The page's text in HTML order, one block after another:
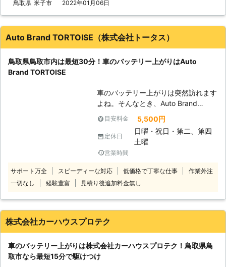
のトラブルに迅速に解決して、車を走
らせることが可能です。お客様がすぐ
にでも運転ができる状況になるように
努めさせていただきますので、車のバ
利用くださいませ。
ッテリーは残量が半分以下になってし
まうとセルモーターが回らず、エンジ
す。 常にバッテリー残量を気にしな
ンジンが掛からなくなったら焦ってし
まいますよね。 特に、外出先でのバ
ッテリー上がりだとどうすればいいか
分からなくなってしまう方も多いかと
思います。 そのようなときはエービ
ーエフコーポレーションにお任せくだ
ッテリー上がりに対応いたします。
バッテリートラブルでお困りの際は、
間年中無休で対応！ エービーエフコ
ーポレーションは24時間年中無休で
営業。 そのため、突然のバッテリー
不具合にも対応することができます。
深夜や早朝での時間帯でのご依頼も承
っておりますので、バッテリーに関す
鳥取県 米子市 2022年01月06日
Auto Brand TORTOISE（株式会社トータス）
鳥取県鳥取市内は最短30分！車のバッテリー上がりはAuto
Brand TORTOISE
車のバッテリー上がりは突然訪れます
よね。そんなとき、Auto Brand
TORTOISEが救援に駆けつけます！
・一晩ライトをつけたままにした ・
古いバッテリーをずっと使い続けてい
る ・しばらく車を動かしてなかった
エンジンがかからないときにこのよう
なことに身に覚えがあったら、車のバ
ッテリー上がりが原因といえます。当
店なら最短30分で対応に伺いますの
で、ご連絡ください。 【鳥取市内は
最短30分で駆けつけ！まずはお電話
から】 「車が動かない」そんなと
当店が拠点をかまえる鳥取市内なら最
短30分で駆けつけ対応可能です。 営
業時間はもうけていますが、時間外で
目安料金 5,500円
定休日
日曜・祝日・第二、第四
土曜
営業時間
サポート万全 スピーディーな対応 低価格で丁寧な仕事
作業外注
一切なし
経験豊富 見積り後追加料金無し
株式会社カーハウスプロテク
車のバッテリー上がりは株式会社カーハウスプロテク！鳥取県鳥
取市なら最短15分で駆けつけ